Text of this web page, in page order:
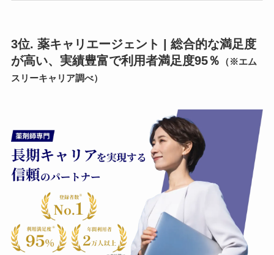
3位. 薬キャリエージェント | 総合的な満足度
が高い、実績豊富で利用者満足度95％
（※エム
スリーキャリア調べ）